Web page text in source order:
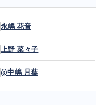
永嶋 花音
上野 菜々子
@中嶋 月葉